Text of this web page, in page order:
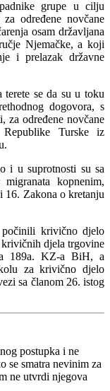
grupe u cilju
određene novčane
osam državljana
Njemačke, a koji
i prelazak državne
se da su u toku
dogovora, s
za određene novčane
Turske iz
i u suprotnosti su sa
kopnenim,
16. Zakona o kretanju
počinili krivično djelo
djela trgovine
189a. KZ-a BiH, a
za krivično djelo
sa članom 26. istog
postupka i ne
se smatra nevinim za
ne utvrdi njegova